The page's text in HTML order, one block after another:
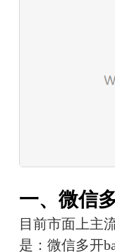
一、微信
目前市面上主
是：微信多开